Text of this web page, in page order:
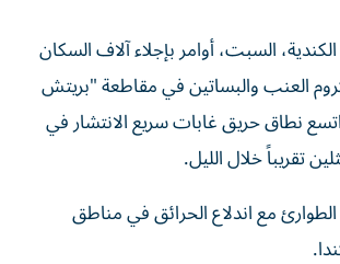
السبت، أوامر بإجلاء آلاف السكان
العنب والبساتين في مقاطعة "بريتش
نطاق حريق غابات سريع الانتشار في
تقريباً خلال الليل.
الطوارئ مع اندلاع الحرائق في مناطق